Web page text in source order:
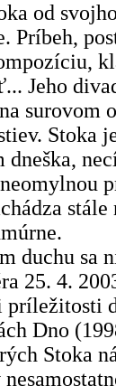
od
Príbeh,
Jeho
surovom
Stoka
dneška,
stále
duchu sa
25. 4.
Dno
Stoka